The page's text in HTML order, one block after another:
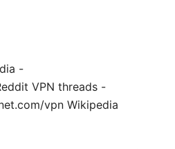
-
VPN threads -
vpn Wikipedia